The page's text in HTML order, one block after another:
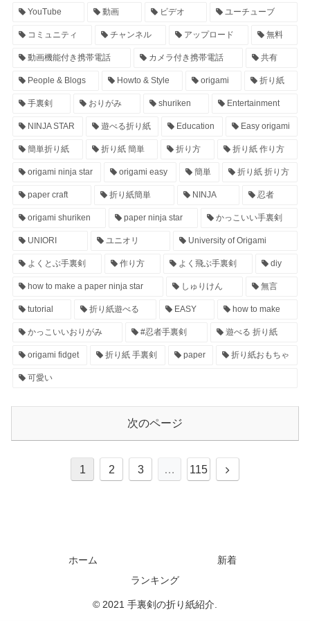
YouTube 動画 ビデオ ユーチューブ
コミュニティ チャンネル アップロード 無料
動画機能付き携帯電話 カメラ付き携帯電話 共有
People & Blogs Howto & Style origami 折り紙
手裏剣 おりがみ shuriken Entertainment
NINJA STAR 遊べる折り紙 Education Easy origami
簡単折り紙 折り紙 簡単 折り方 折り紙 作り方
origami ninja star origami easy 簡単 折り紙 折り方
paper craft 折り紙簡単 NINJA 忍者
origami shuriken paper ninja star かっこいい手裏剣
UNIORI ユニオリ University of Origami
よくとぶ手裏剣 作り方 よく飛ぶ手裏剣 diy
how to make a paper ninja star しゅりけん 無言
tutorial 折り紙遊べる EASY how to make
かっこいいおりがみ #忍者手裏剣 遊べる 折り紙
origami fidget 折り紙 手裏剣 paper 折り紙おもちゃ
可愛い
次のページ
1 2 3 … 115
ホーム
新着
ランキング
© 2021 手裏剣の折り紙紹介.